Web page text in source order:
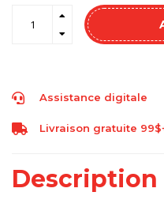
Assistance digitale
Livraison gratuite